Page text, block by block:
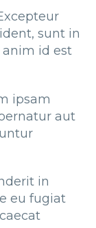
sunt in
id est
ipsam
aut
in
eu fugiat